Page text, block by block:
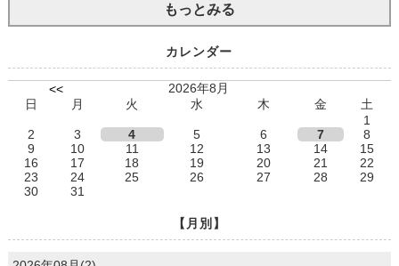
もっとみる
カレンダー
<<
2026年8月
日
月 火 水 木 金
土
1
2
3 4 5 6 7
8
9
10 11 12 13 14
15
16
17 18 19 20 21
22
23
24 25 26 27 28
29
30
31
【月別】